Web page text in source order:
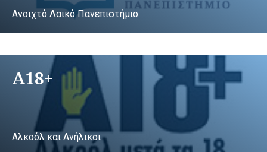
Ανοιχτό Λαικό Πανεπιστήμιο
A18+
Αλκοόλ και Ανήλικοι